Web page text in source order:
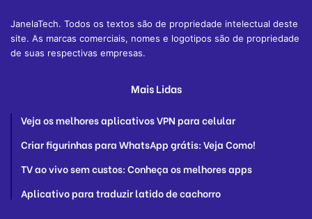
JanelaTech. Todos os textos são de propriedade intelectual deste
site. As marcas comerciais, nomes e logotipos são de propriedade
de suas respectivas empresas.
Mais Lidas
Veja os melhores aplicativos VPN para celular
Criar figurinhas para WhatsApp grátis: Veja Como!
TV ao vivo sem custos: Conheça os melhores apps
Aplicativo para traduzir latido de cachorro